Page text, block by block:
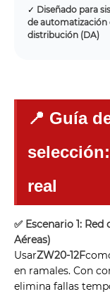
✓ Diseñado para
de automatización
distribución (DA)
📍 Guía
real
✅ Escenario 1:
Aéreas)
UsarZW20-12F
en ramales. Con
elimina fallas